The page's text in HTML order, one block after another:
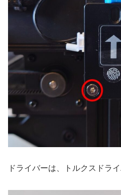
ドライバーは、トルクスドラ